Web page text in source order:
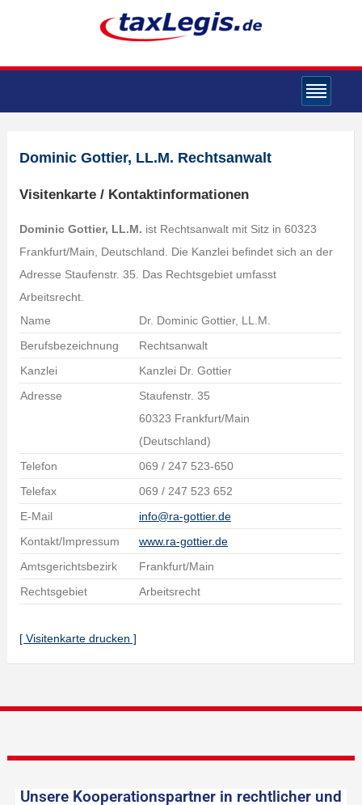
Dominic Gottier, LL.M. Rechtsanwalt
Visitenkarte / Kontaktinformationen
Dominic Gottier, LL.M. ist Rechtsanwalt mit Sitz in 60323
Frankfurt/Main, Deutschland. Die Kanzlei befindet sich an der
Adresse Staufenstr. 35. Das Rechtsgebiet umfasst
Arbeitsrecht.
Name
Dr. Dominic Gottier, LL.M.
Berufsbezeichnung
Rechtsanwalt
Kanzlei
Kanzlei Dr. Gottier
Adresse
Staufenstr. 35
60323 Frankfurt/Main
(Deutschland)
Telefon
069 / 247 523-650
Telefax
069 / 247 523 652
E-Mail
info@ra-gottier.de
Kontakt/Impressum
www.ra-gottier.de
Amtsgerichtsbezirk
Frankfurt/Main
Rechtsgebiet
Arbeitsrecht
[ Visitenkarte drucken ]
Unsere Kooperationspartner in rechtlicher und